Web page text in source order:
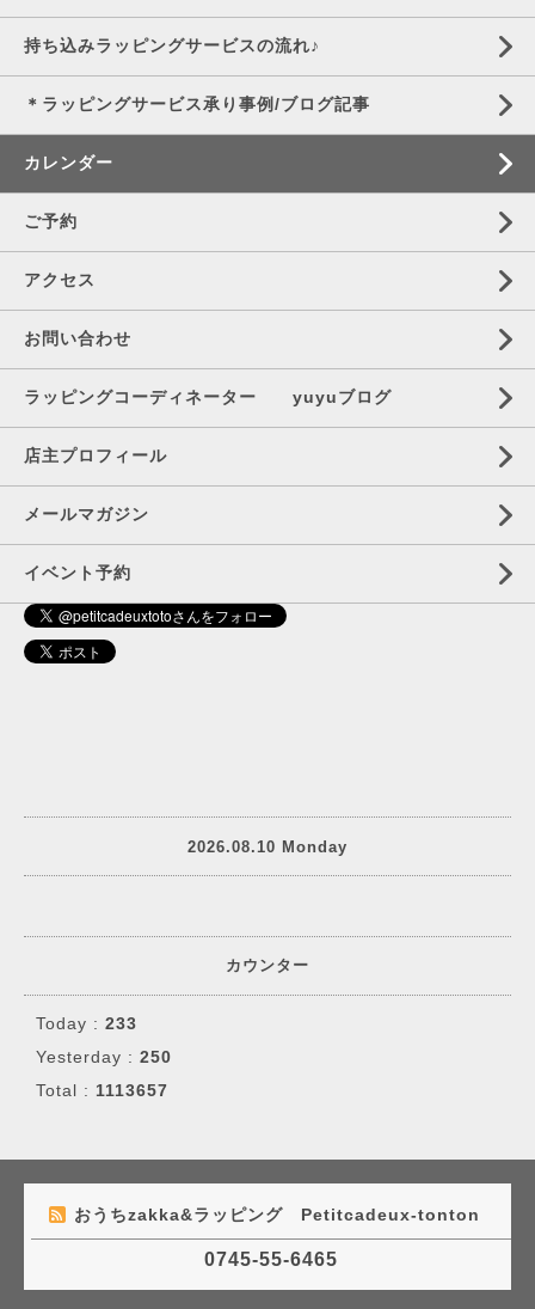
持ち込みラッピングサービスの流れ♪
＊ラッピングサービス承り事例/ブログ記事
カレンダー
ご予約
アクセス
お問い合わせ
ラッピングコーディネーター yuyuブログ
店主プロフィール
メールマガジン
イベント予約
2026.08.10 Monday
カウンター
Today : 233
Yesterday : 250
Total : 1113657
おうちzakka&ラッピング Petitcadeux-tonton
0745-55-6465